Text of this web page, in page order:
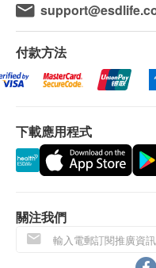
而定。
檢查過程中，病
（此過程或會令病
放射技師將從不同
科醫生作出分析。
需加照壓迫放大技
香港專科 乳房超聲波
乎掃瞄位置而定。
檢查期間放射技師
部位上，然後用超
(1) 親身領取：親身前
(2) 電話講解報告(自取
取報告時間 : 星期一
任何身體檢查之預
過一次，香港專科
顧客如欲攜帶相關
護肺檢查 (低放射
報告書。
付款方法
下載應用程式
關注我們